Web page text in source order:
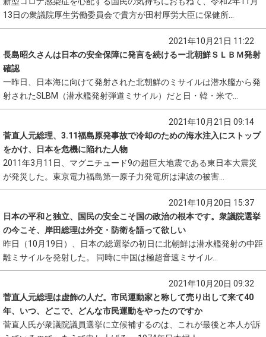
13日の衆議院厚生労働委員会で貴方が田村厚労大臣に保健所...
2021年10月21日 11:22
長島昭久さんは日本の安全保障に発言を続けるー北朝鮮ＳＬＢＭ発射
確認
一昨日、日本海に向けて発射された北朝鮮のミサイルは潜水艦から発
射されたSLBM（潜水艦発射弾道ミサイル）だと日・韓・米で...
2021年10月21日 09:14
菅直人元総理、3.11福島原発事故で冷却のための海水注入にストップ
をかけ、日本を危機に陥れた人物
2011年3月11日、マグニチュード9の超巨大地震である東日本大震災
が発災した。東京電力福島第一原子力発電所は津波の被害...
2021年10月20日 15:37
日本の平和と独立、国民の安全こそ国の政治の根本です。衆議院選挙
の今こそ、岸田総理は外交・防衛を語って欲しい
昨日（10月19日）、日本の総選挙の初日に北朝鮮は潜水艦発射の中距
離ミサイルを発射した。 同時に中国は極超音速ミサイル...
2021年10月20日 09:32
菅直人元総理は虚飾の人だ。市民運動家と称して売り出して来て40
年、いつ、どこで、どんな市民運動をやったのですか
菅直人氏が衆議院議員選挙に立候補するのは、これが最後と本人が訴